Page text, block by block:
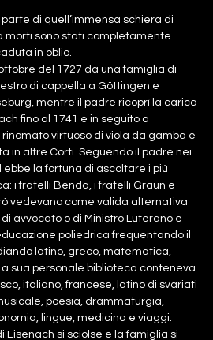
di quell’immensa schiera di
morti sono stati completamente
in oblio.
del 1727 da una famiglia di
di cappella a Göttingen e
mentre il padre ricoprì la carica
fino al 1741 e in seguito a
virtuoso di viola da gamba e
in altre Corti. Seguendo il padre nei
ebbe la fortuna di ascoltare i più
i fratelli Benda, i fratelli Graun e
vedevano come valida alternativa
avvocato o di Ministro Luterano e
poliedrica frequentando il
latino, greco, matematica,
sua personale biblioteca conteneva
italiano, francese, latino di svariati
poesia, drammaturgia,
lingue, medicina e viaggi.
Eisenach si sciolse e la famiglia si